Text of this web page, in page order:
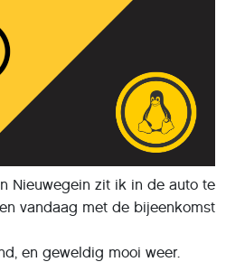
Nieuwegein zit ik in de auto te
vandaag met de bijeenkomst
en geweldig mooi weer.